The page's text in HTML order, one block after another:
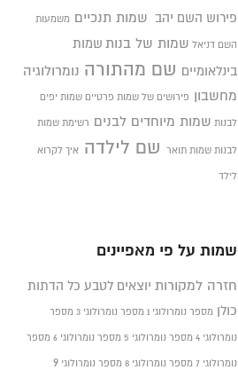
פירוש השם יהב שמות תנכיים משמעות
השם דניאל שמות של בנות שמות
בינלאומיים שם מהתורה נומרולוגיה
מחשבון פירושים של שמות פרטיים שמות יפים
לבנות שמות מיוחדים לבנים רשימת שמות
לבנות שמות תואר שם לילדה איך לקרוא
לילד
שמות על פי מאפיינים
חזרה למקורות יוצאים לטבע כל הדתות
כולן מספר נומרולוגי 1 מספר נומרולוגי 3 מספר
נומרולוגי 4 מספר נומרולוגי 5 מספר נומרולוגי 6 מספר
נומרולוגי 7 מספר נומרולוגי 8 מספר נומרולוגי9